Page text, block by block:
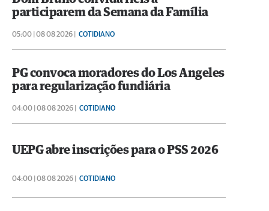
participarem da Semana da Família
05:00 | 08 08 2026 | COTIDIANO
PG convoca moradores do Los Angeles
para regularização fundiária
04:00 | 08 08 2026 | COTIDIANO
UEPG abre inscrições para o PSS 2026
04:00 | 08 08 2026 | COTIDIANO